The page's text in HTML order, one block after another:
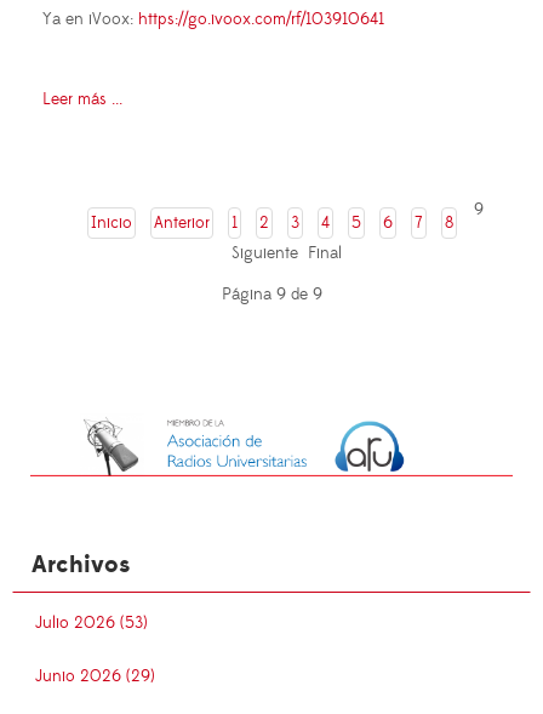
Ya en iVoox: https://go.ivoox.com/rf/103910641
Leer más ...
Inicio Anterior 1 2 3 4 5 6 7 8
9
Siguiente Final
Página 9 de 9
Archivos
Julio 2026 (53)
Junio 2026 (29)